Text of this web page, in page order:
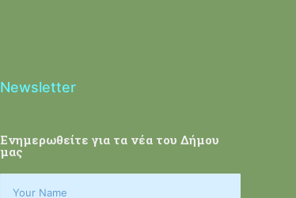
Newsletter
Ενημερωθείτε για τα νέα του Δήμου
μας